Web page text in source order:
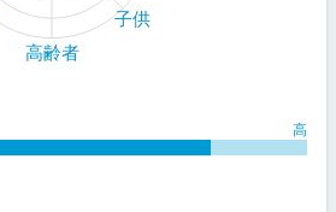
子供
高齢者
高